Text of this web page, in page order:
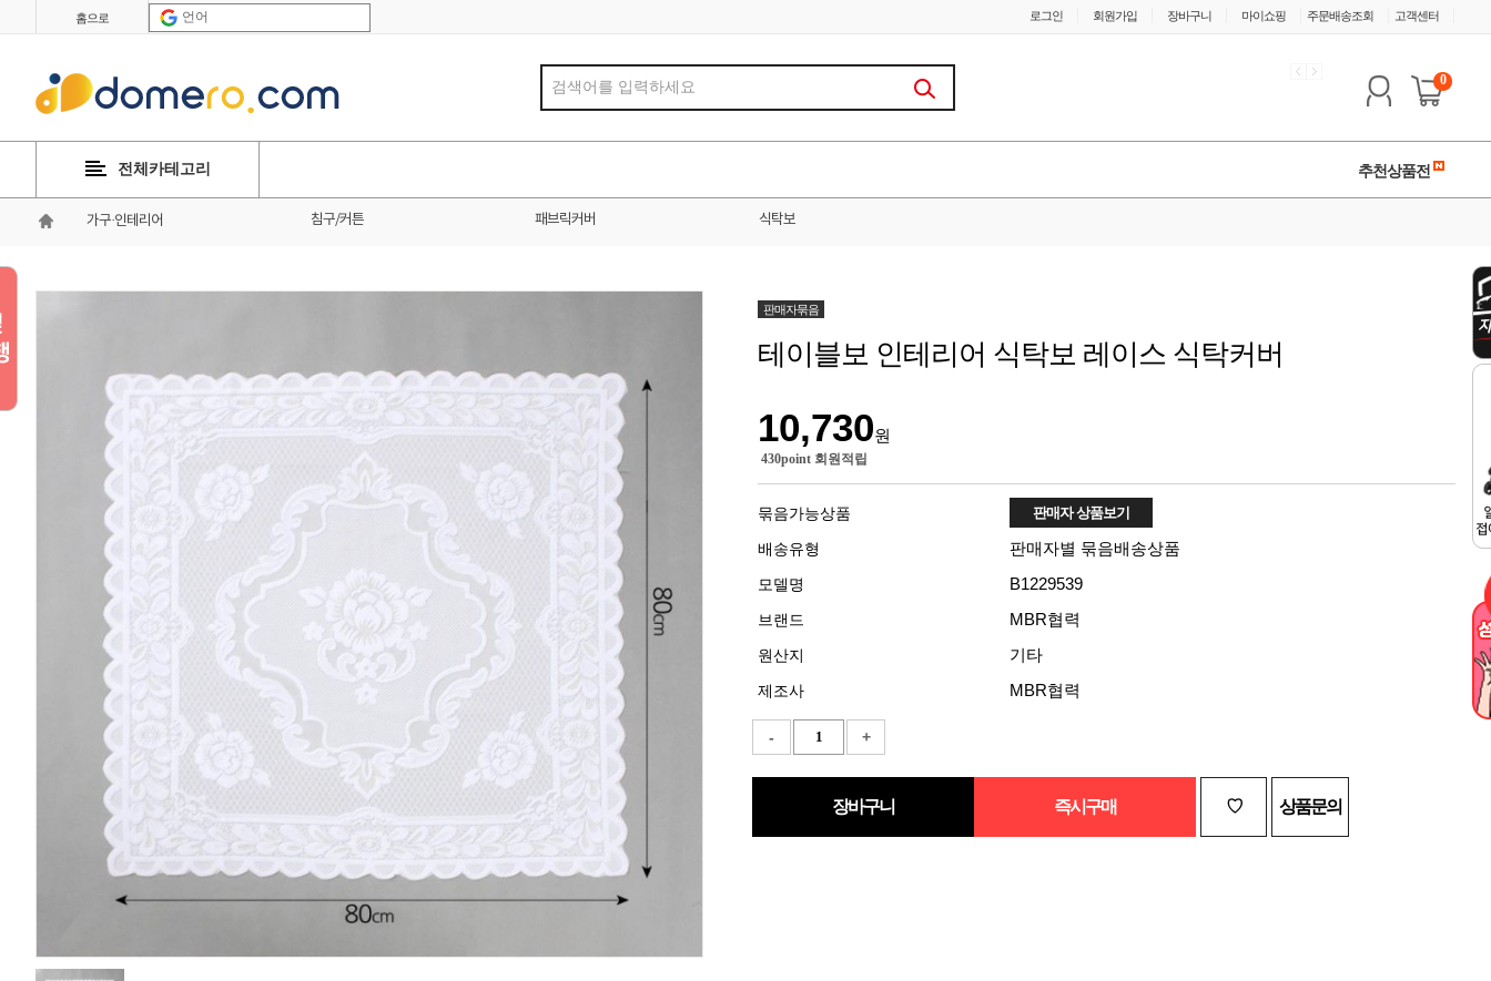
홈으로 언어 로그인 회원가입 장바구니 마이쇼핑 주문배송조회 고객센터
0
전체카테고리 추천상품전
가구·인테리어 침구/커튼 패브릭커버 식탁보
판매자묶음
테이블보 인테리어 식탁보 레이스 식탁커버
10,730원
430point 회원적립
묶음가능상품
배송유형
판매자별 묶음배송상품
모델명 B1229539
브랜드 MBR협력
원산지 기타
제조사 MBR협력
- +
장바구니 즉시구매 ♡ 상품문의